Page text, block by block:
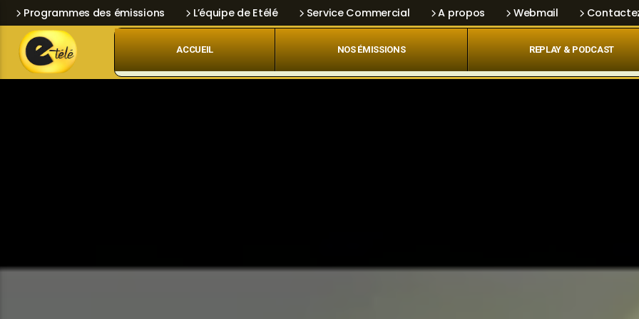
Programmes des émissions L’équipe de Etélé Service Commercial A propos Webmail
ACCUEIL NOS ÉMISSIONS REPLAY & PODCAST